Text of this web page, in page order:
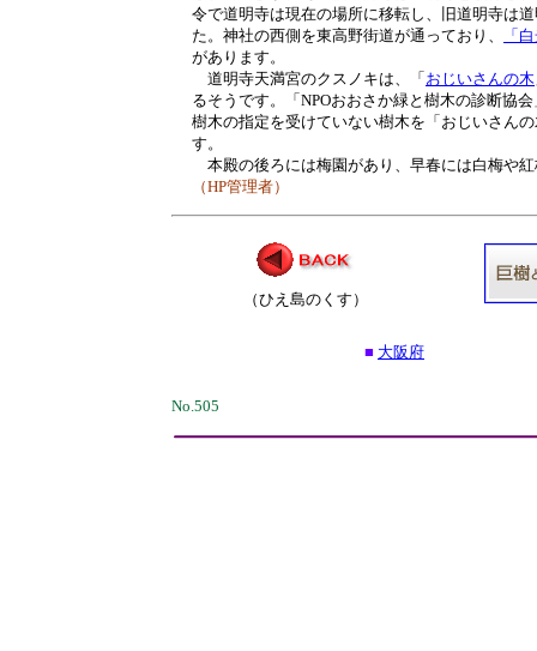
令で道明寺は現在の場所に移転し、旧道明寺は
た。神社の西側を東高野街道が通っており、
「
があります。
道明寺天満宮のクスノキは、「 おじいさんの木
るそうです。「NPOおおさか緑と樹木の診断協
樹木の指定を受けていない樹木を「おじいさん
す。
本殿の後ろには梅園があり、早春には白梅や
（HP管理者）
（ひえ島のくす）
■ 大阪府
No.505